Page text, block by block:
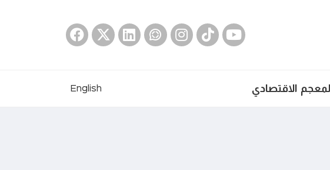
المعجم الاقتصادي English